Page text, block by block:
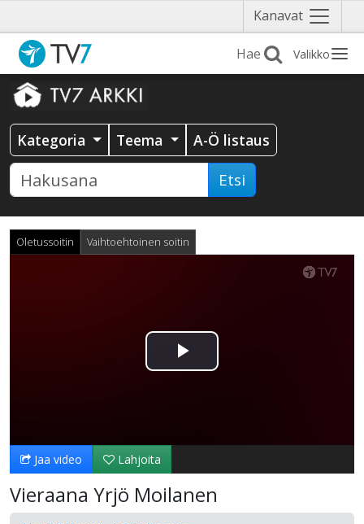
Kanavat Näytä
valikko
Valikko
Kategoria Teema A-Ö listaus
Etsi
Oletussoitin Vaihtoehtoinen soitin
Toista
Jaa video Lahjoita
Vieraana Yrjö Moilanen